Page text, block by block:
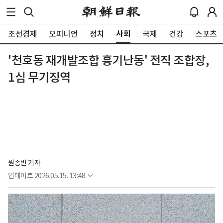
조선경제 오피니언 정치 사회 국제 건강 스포츠
'천호동 재개발조합 흉기난동' 전직 조합장,
1심 무기징역
원종빈 기자
업데이트 2026.05.15. 13:48